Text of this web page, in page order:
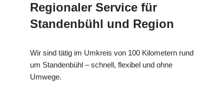
Regionaler Service für
Standenbühl und Region
Wir sind tätig im Umkreis von 100 Kilometern rund
um Standenbühl – schnell, flexibel und ohne
Umwege.